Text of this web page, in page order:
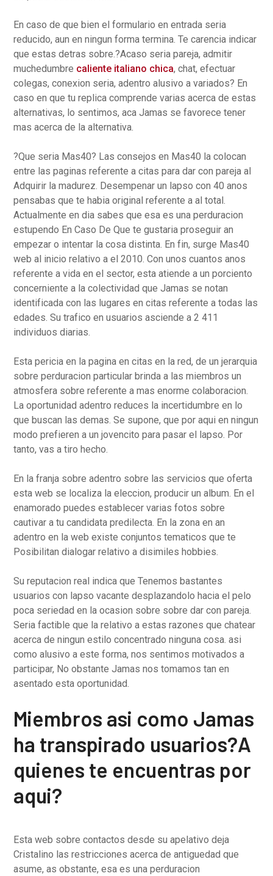
En caso de que bien el formulario en entrada seria
reducido, aun en ningun forma termina. Te carencia indicar
que estas detras sobre.?Acaso seria pareja, admitir
muchedumbre caliente italiano chica, chat, efectuar
colegas, conexion seria, adentro alusivo a variados? En
caso en que tu replica comprende varias acerca de estas
alternativas, lo sentimos, aca Jamas se favorece tener
mas acerca de la alternativa.
?Que seri­a Mas40? Las consejos en Mas40 la colocan
entre las paginas referente a citas para dar con pareja al
Adquirir la madurez. Desempenar un lapso con 40 anos
pensabas que te habia original referente a al total.
Actualmente en dia sabes que esa es una perduracion
estupendo En Caso De Que te gustaria proseguir an
empezar o intentar la cosa distinta. En fin, surge Mas40
web al inicio relativo a el 2010. Con unos cuantos anos
referente a vida en el sector, esta atiende a un porciento
concerniente a la colectividad que Jamas se notan
identificada con las lugares en citas referente a todas las
edades. Su trafico en usuarios asciende a 2 411
individuos diarias.
Esta pericia en la pagina en citas en la red, de un jerarquia
sobre perduracion particular brinda a las miembros un
atmosfera sobre referente a mas enorme colaboracion.
La oportunidad adentro reduces la incertidumbre en lo
que buscan las demas. Se supone, que por aqui en ningun
modo prefieren a un jovencito para pasar el lapso. Por
tanto, vas a tiro hecho.
En la franja sobre adentro sobre las servicios que oferta
esta web se localiza la eleccion, producir un album. En el
enamorado puedes establecer varias fotos sobre
cautivar a tu candidata predilecta. En la zona en an
adentro en la web existe conjuntos tematicos que te
Posibilitan dialogar relativo a disimiles hobbies.
Su reputacion real indica que Tenemos bastantes
usuarios con lapso vacante desplazandolo hacia el pelo
poca seriedad en la ocasion sobre sobre dar con pareja.
Seria factible que la relativo a estas razones que chatear
acerca de ningun estilo concentrado ninguna cosa. asi
como alusivo a este forma, nos sentimos motivados a
participar, No obstante Jamas nos tomamos tan en
asentado esta oportunidad.
Miembros asi­ como Jamas
ha transpirado usuarios?A
quienes te encuentras por
aqui?
Esta web sobre contactos desde su apelativo deja
Cristalino las restricciones acerca de antiguedad que
asume, as obstante, esa es una perduracion